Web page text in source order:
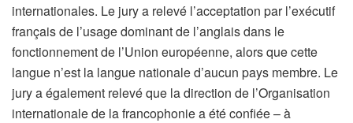
internationales. Le jury a relevé l’acceptation par l’exécutif
français de l’usage dominant de l’anglais dans le
fonctionnement de l’Union européenne, alors que cette
langue n’est la langue nationale d’aucun pays membre. Le
jury a également relevé que la direction de l’Organisation
internationale de la francophonie a été confiée – à